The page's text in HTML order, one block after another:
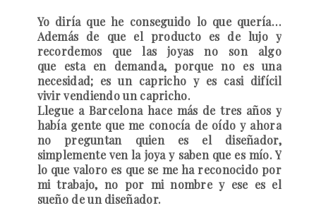
Yo diría que he conseguido lo que quería…
Además de que el producto es de lujo y
recordemos que las joyas no son algo
que esta en demanda, porque no es una
necesidad; es un capricho y es casi difícil
vivir vendiendo un capricho.
Llegue a Barcelona hace más de tres años y
había gente que me conocía de oído y ahora
no preguntan quien es el diseñador,
simplemente ven la joya y saben que es mío. Y
lo que valoro es que se me ha reconocido por
mi trabajo, no por mi nombre y ese es el
sueño de un diseñador.